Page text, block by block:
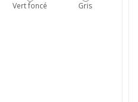
Vert foncé Gris